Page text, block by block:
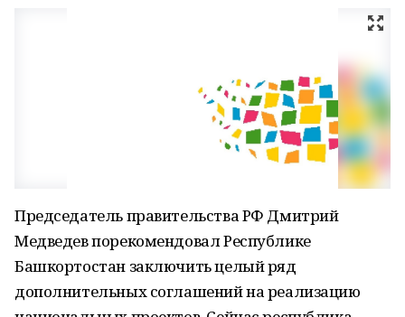
Председатель правительства РФ Дмитрий
Медведев порекомендовал Республике
Башкортостан заключить целый ряд
дополнительных соглашений на реализацию